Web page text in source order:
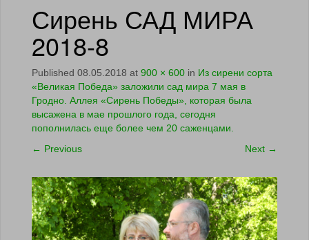
Сирень САД МИРА
2018-8
Published 08.05.2018 at 900 × 600 in Из сирени сорта
«Великая Победа» заложили сад мира 7 мая в
Гродно. Аллея «Сирень Победы», которая была
высажена в мае прошлого года, сегодня
пополнилась еще более чем 20 саженцами.
← Previous Next →